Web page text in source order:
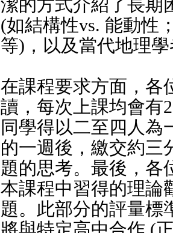
潔的方式介紹了長期
(如結構性vs. 能動性
等)，以及當代地理
在課程要求方面，各
讀，每次上課均會有
同學得以二至四人為
的一週後，繳交約三
題的思考。最後，各
本課程中習得的理論
題。此部分的評量標